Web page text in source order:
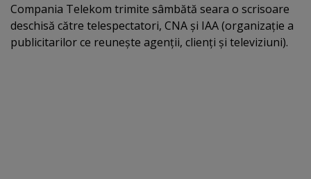
Compania Telekom trimite sâmbătă seara o scrisoare
deschisă către telespectatori, CNA şi IAA (organizaţie a
publicitarilor ce reuneşte agenţii, clienţi şi televiziuni).